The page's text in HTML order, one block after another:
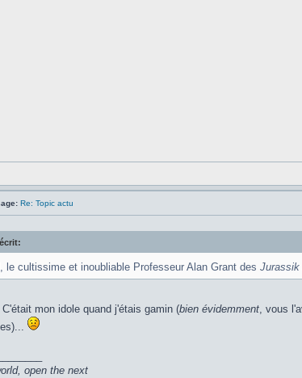
Re: Topic actu
le cultissime et inoubliable Professeur Alan Grant des Jurassik
mon idole quand j'étais gamin (bien évidemment, vous
open the next